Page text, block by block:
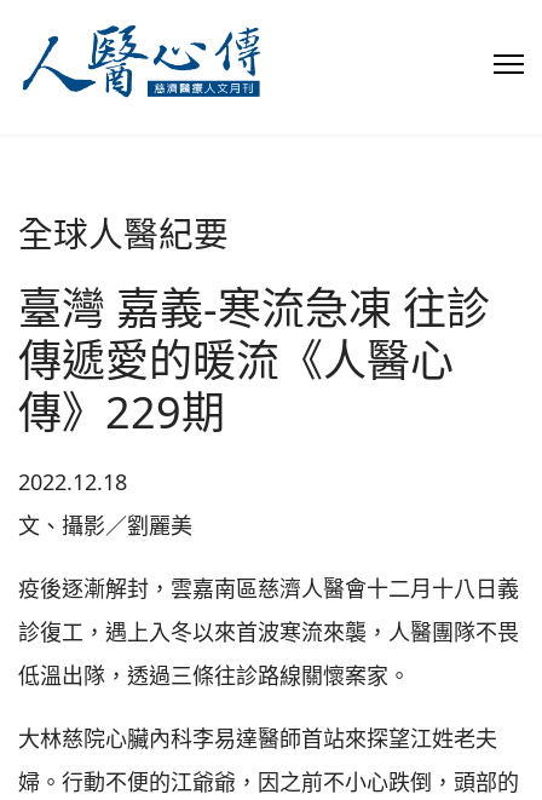
全球人醫紀要
臺灣 嘉義-寒流急凍 往診
傳遞愛的暖流《人醫心
傳》229期
2022.12.18
文、攝影／劉麗美
疫後逐漸解封，雲嘉南區慈濟人醫會十二月十八日義
診復工，遇上入冬以來首波寒流來襲，人醫團隊不畏
低溫出隊，透過三條往診路線關懷案家。
大林慈院心臟內科李易達醫師首站來探望江姓老夫
婦。行動不便的江爺爺，因之前不小心跌倒，頭部的